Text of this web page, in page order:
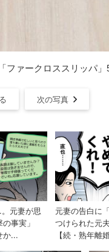
ファークロススリッパ」
次の写真